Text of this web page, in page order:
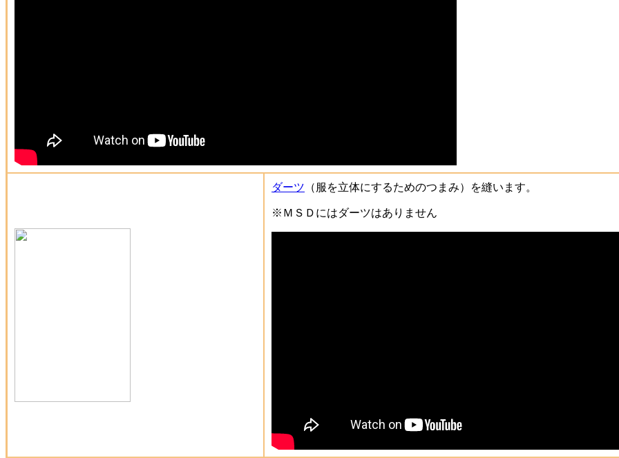
ダーツ （服を立体にするためのつまみ）を縫います。
※ＭＳＤにはダーツはありません